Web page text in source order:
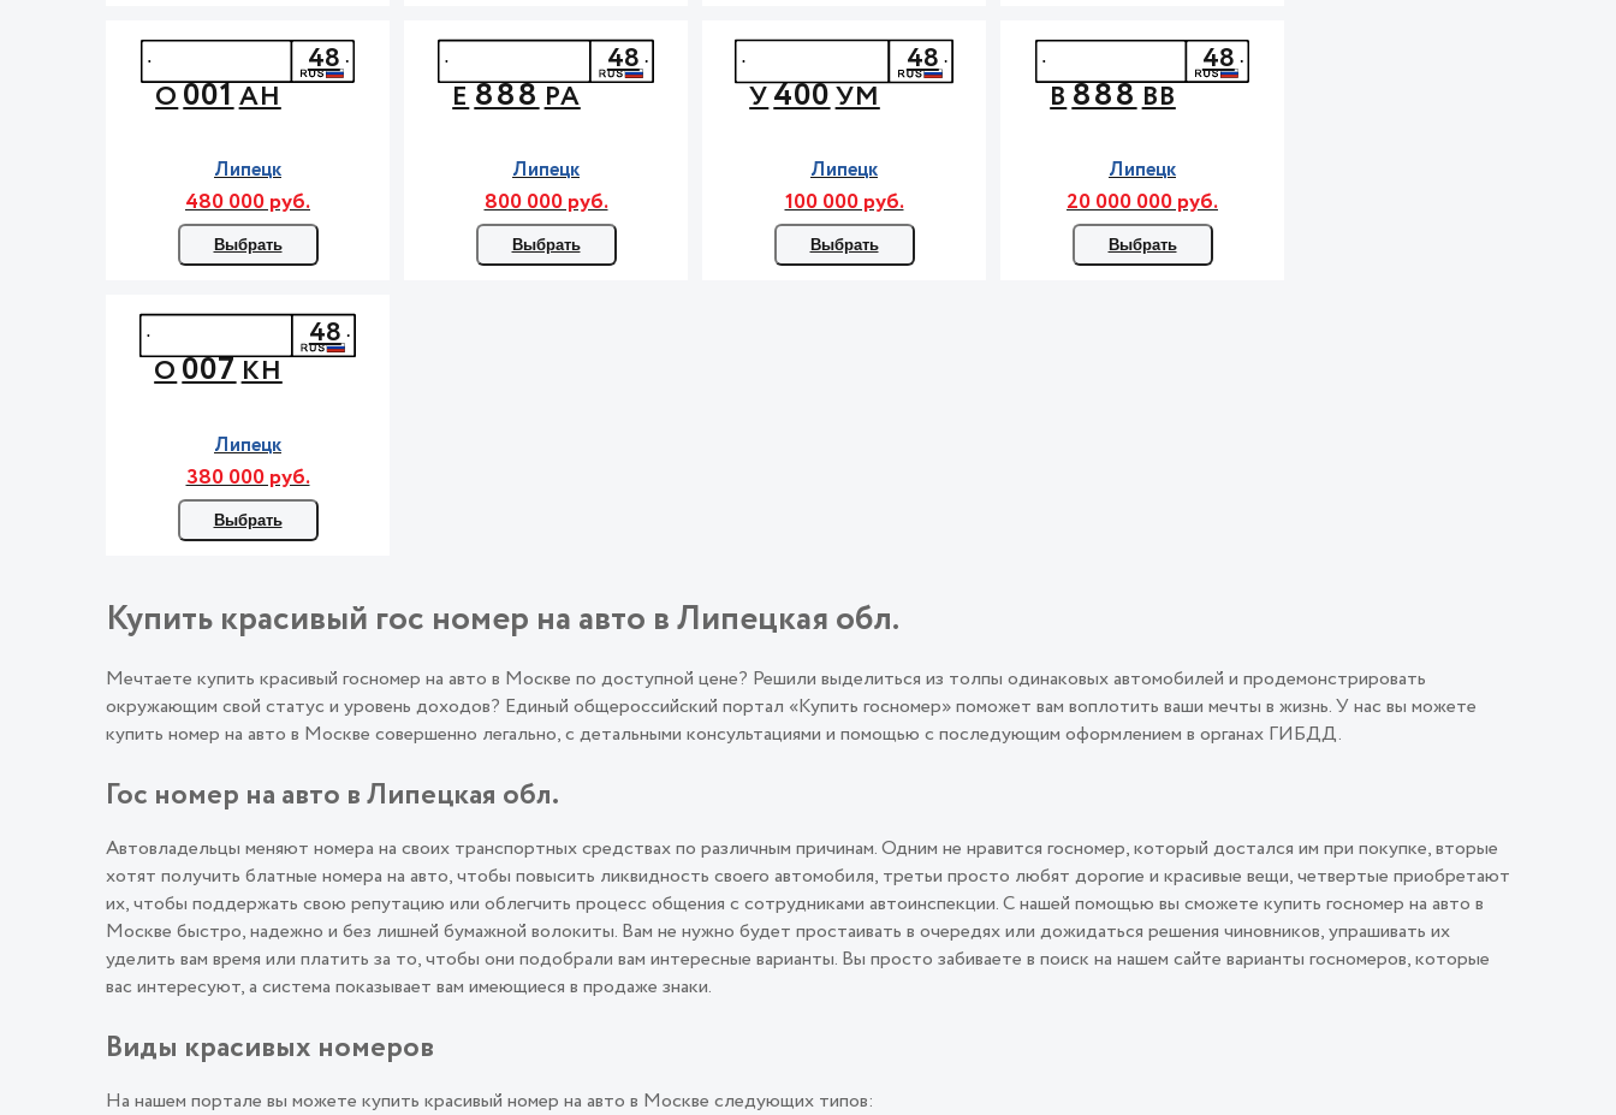
О001АН
48
Липецк
480 000 руб.
Выбрать
Е888РА
48
Липецк
800 000 руб.
Выбрать
У400УМ
48
Липецк
100 000 руб.
Выбрать
В888ВВ
48
Липецк
20 000 000 руб.
Выбрать
О007КН
48
Липецк
380 000 руб.
Выбрать
Купить красивый гос номер на авто в Липецкая обл.
Мечтаете купить красивый госномер на авто в Москве по доступной цене? Решили выделиться из толпы одинаковых автомобилей и продемонстрировать
окружающим свой статус и уровень доходов? Единый общероссийский портал «Купить госномер» поможет вам воплотить ваши мечты в жизнь. У нас вы можете
купить номер на авто в Москве совершенно легально, с детальными консультациями и помощью с последующим оформлением в органах ГИБДД.
Гос номер на авто в Липецкая обл.
Автовладельцы меняют номера на своих транспортных средствах по различным причинам. Одним не нравится госномер, который достался им при покупке, вторые
хотят получить блатные номера на авто, чтобы повысить ликвидность своего автомобиля, третьи просто любят дорогие и красивые вещи, четвертые приобретают
их, чтобы поддержать свою репутацию или облегчить процесс общения с сотрудниками автоинспекции. С нашей помощью вы сможете купить госномер на авто в
Москве быстро, надежно и без лишней бумажной волокиты. Вам не нужно будет простаивать в очередях или дожидаться решения чиновников, упрашивать их
уделить вам время или платить за то, чтобы они подобрали вам интересные варианты. Вы просто забиваете в поиск на нашем сайте варианты госномеров, которые
вас интересуют, а система показывает вам имеющиеся в продаже знаки.
Виды красивых номеров
На нашем портале вы можете купить красивый номер на авто в Москве следующих типов: